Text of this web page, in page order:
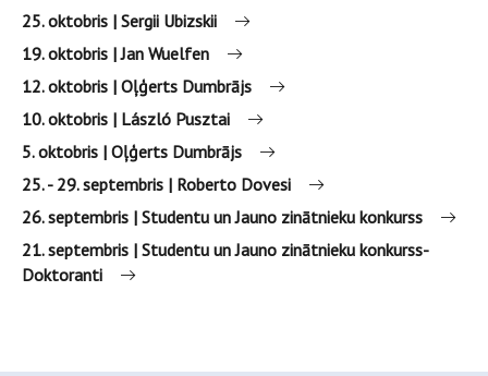
25. oktobris | Sergii Ubizskii
19. oktobris | Jan Wuelfen
12. oktobris | Oļģerts Dumbrājs
10. oktobris | László Pusztai
5. oktobris | Oļģerts Dumbrājs
25. - 29. septembris | Roberto Dovesi
26. septembris | Studentu un Jauno zinātnieku konkurss
21. septembris | Studentu un Jauno zinātnieku konkurss-
Doktoranti